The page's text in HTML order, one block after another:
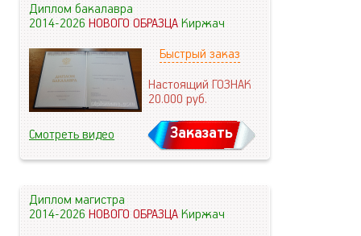
Диплом бакалавра
2014-2026НОВОГО ОБРАЗЦАКиржач
Быстрый заказ
Настоящий ГОЗНАК
20.000руб.
Смотреть видео Заказать
Диплом магистра
2014-2026НОВОГО ОБРАЗЦАКиржач